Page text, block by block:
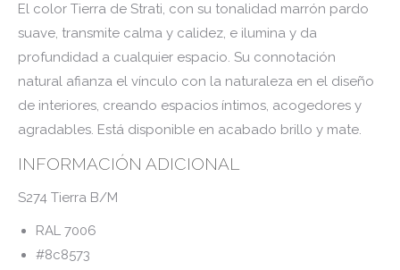
El color Tierra de Strati, con su tonalidad marrón pardo
suave, transmite calma y calidez, e ilumina y da
profundidad a cualquier espacio. Su connotación
natural afianza el vínculo con la naturaleza en el diseño
de interiores, creando espacios íntimos, acogedores y
agradables. Está disponible en acabado brillo y mate.
INFORMACIÓN ADICIONAL
S274 Tierra B/M
RAL 7006
#8c8573